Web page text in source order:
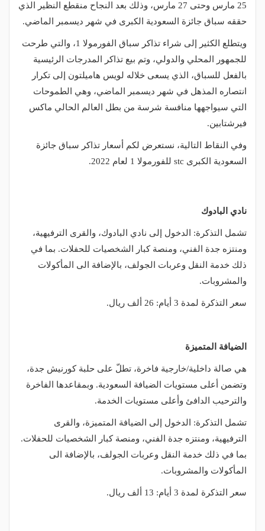
25 مارس وحتى 27 مارس، وذلك بعد النجاح منقطع النظير الذي
حققه سباق جائزة السعودية الكبرى في شهر ديسمبر الماضي.
ويتطلع الكثير إلى شراء تذاكر سباق الفورمولا 1، والتي طرحت
للجمهور المحلي والدولي، وتم بيع تذاكر المدرجات الرئيسية
بالفعل للسباق، الذي يسعى خلاله لويس هاميلتون إلى تكرار
انتصاره المذهل في شهر ديسمبر الماضي، وهي الطموحات
التي سيواجهها منافسة شرسة من بطل العالم الحالي ماكس
فيرشتابين.
وفي النقاط التالية، نستعرض لكم أسعار تذاكر سباق جائزة
السعودية الكبرى stc للفورمولا 1 لعام 2022.
نادي البادوك
تشمل التذكرة: الدخول إلى نادي البادوك، والقرى الترفيهية،
ومنتزه جدة الفني، ومنصة كبار الشخصيات للحفلات. بما في
ذلك خدمة النقل وعربات الجولف، بالإضافة الى المأكولات
والمشروبات.
سعر التذكرة لمدة 3 أيام: 26 ألف ريال.
الضيافة المتميزة
هي صالة داخلية/خارجية فاخرة، تطلّ على حلبة كورنيش جدة،
وتضمن أعلى مستويات الضيافة السعودية. وبمقاعدها الفاخرة
والترحيب الدافئ وأعلى مستويات الخدمة.
تشمل التذكرة: الدخول إلى الضيافة المتميزة، والقرى
الترفيهية، ومنتزه جدة الفني، ومنصة كبار الشخصيات للحفلات.
بما في ذلك خدمة النقل وعربات الجولف، بالإضافة الى
المأكولات والمشروبات.
سعر التذكرة لمدة 3 أيام: 13 ألف ريال.